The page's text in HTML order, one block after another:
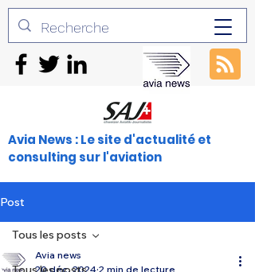
Avia News : Le site d'actualité et
consulting sur l'aviation
Post
Tous les posts
Avia news
20 déc. 2024 2 min de lecture